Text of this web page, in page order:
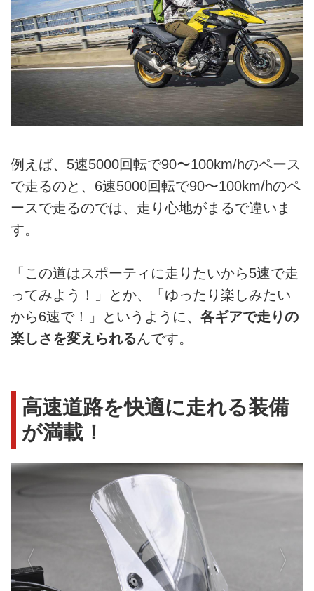
例えば、5速5000回転で90〜100km/hのペース
で走るのと、6速5000回転で90〜100km/hのペ
ースで走るのでは、走り心地がまるで違いま
す。
「この道はスポーティに走りたいから5速で走
ってみよう！」とか、「ゆったり楽しみたい
から6速で！」というように、 各ギアで走りの
楽しさを変えられるんです。
高速道路を快適に走れる装備
が満載！